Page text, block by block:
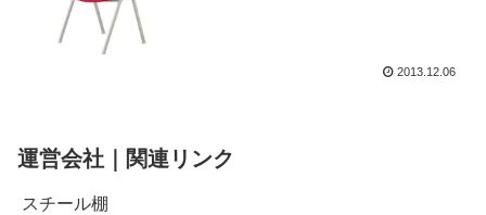
2013.12.06
運営会社｜関連リンク
スチール棚